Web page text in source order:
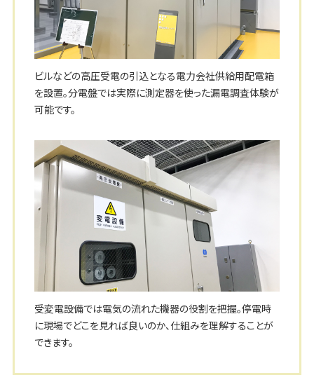
ビルなどの高圧受電の引込となる電力会社供給用配電箱
を設置。分電盤では実際に測定器を使った漏電調査体験が
可能です。
受変電設備では電気の流れた機器の役割を把握。停電時
に現場でどこを見れば良いのか、仕組みを理解することが
できます。